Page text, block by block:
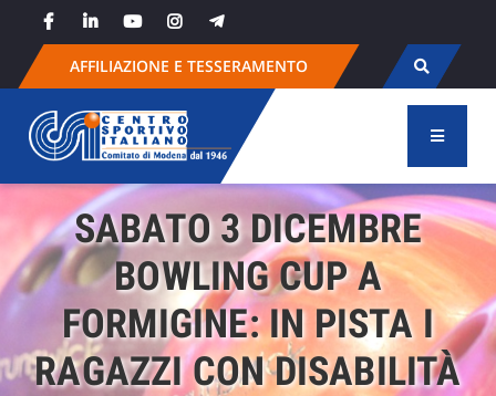
content
AFFILIAZIONE E TESSERAMENTO
SABATO 3 DICEMBRE
BOWLING CUP A
FORMIGINE: IN PISTA I
RAGAZZI CON DISABILITÀ